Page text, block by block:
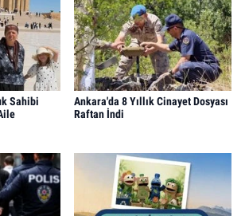
Sahibi
Ankara'da 8 Yıllık Cinayet Dosyası
Raftan İndi